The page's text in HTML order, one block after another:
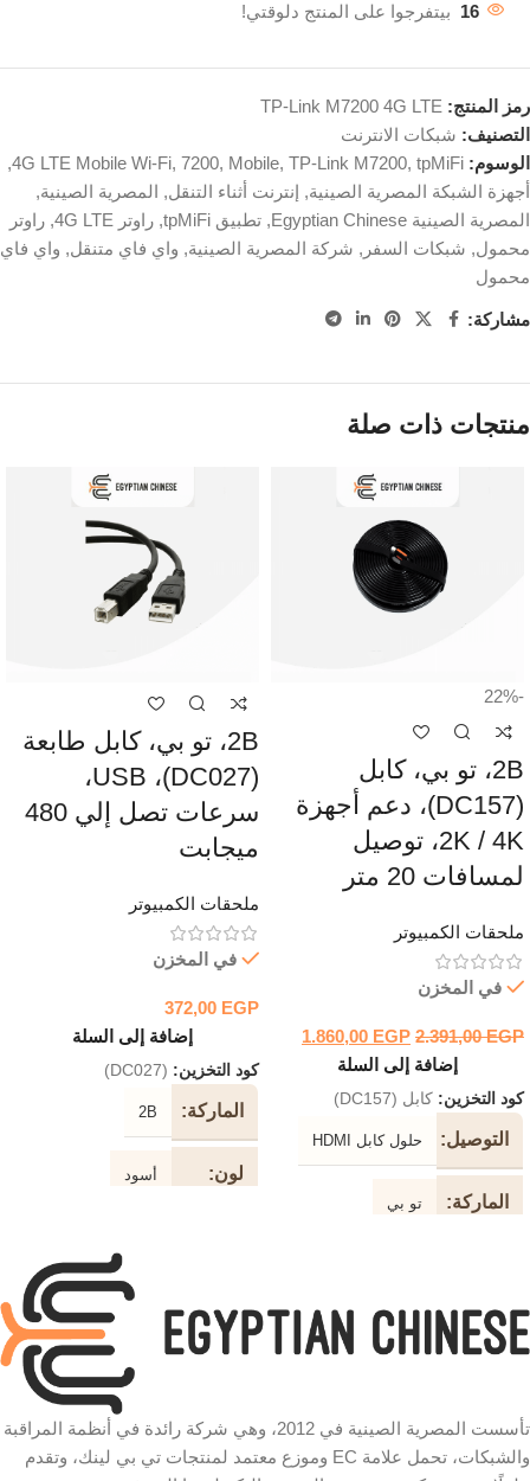
16 بيتفرجوا على المنتج دلوقتي!
رمز المنتج: TP-Link M7200 4G LTE
التصنيف: شبكات الانترنت
الوسوم:
4G LTE Mobile Wi-Fi, 7200, Mobile, TP-Link M7200, tpMiFi
,
أجهزة الشبكة المصرية الصينية, إنترنت أثناء التنقل, المصرية الصينية,
المصرية الصينية Egyptian Chinese
, تطبيق tpMiFi , راوتر 4G LTE , راوتر
محمول, شبكات السفر , شركة المصرية الصينية, واي فاي متنقل, واي فاي
محمول
مشاركة:
منتجات ذات صلة
-22%
2B، تو بي، كابل
(DC157)، دعم أجهزة
2K / 4K، توصيل
لمسافات 20 متر
ملحقات الكمبيوتر
في المخزن
2.391,00EGP
1.860,00 EGP
إضافة إلى السلة
كود التخزين: كابل (DC157)
التوصيل حلول كابل HDMI
الماركة تو بي
نوع
كابل فالت المقاوم للتشابك موصل
ذهبي عالي الجودة النحاس النقي
2B، تو بي، كابل طابعة
(DC027)، USB،
سرعات تصل إلي 480
ميجابت
ملحقات الكمبيوتر
في المخزن
372,00 EGP
إضافة إلى السلة
كود التخزين: (DC027)
الماركة 2B
لون أسود
نوع
الكابل
480 ميجابت في الثانية
تأسست المصرية الصينية في 2012، وهي شركة رائدة في أنظمة المراقبة
والشبكات، تحمل علامة EC وموزع معتمد لمنتجات تي بي لينك، وتقدم